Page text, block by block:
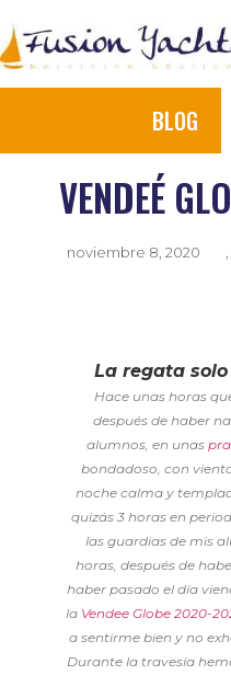
BLOG
VENDEÉ
noviembre 8, 2020
La regata
Hace unas horas
después de haber
alumnos, en unas
bondadoso, con
noche calma y
quizás 3 horas en
las guardias de mis
horas, después de
haber pasado el día
la Vendee Globe 2020-
a sentirme bien y no
Durante la travesía